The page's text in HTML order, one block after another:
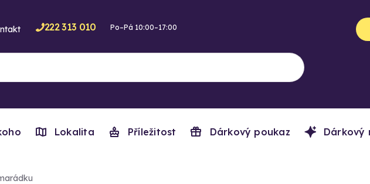
222 313 010 Po–Pá 10:00–17:00
Lokalita Příležitost Dárkový poukaz Dárkový